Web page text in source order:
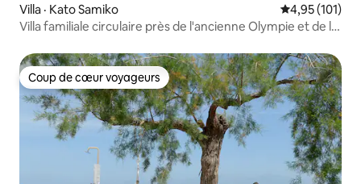
Villa · Kato Samiko Note
4,95 (101)
Villa familiale circulaire près de l'ancienne Olympie et de la
Coup de cœur voyageurs
Coup de cœur voyageurs